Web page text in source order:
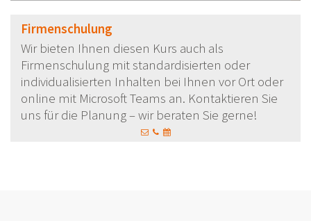
Firmenschulung
Wir bieten Ihnen diesen Kurs auch als
Firmenschulung mit standardisierten oder
individualisierten Inhalten bei Ihnen vor Ort oder
online mit Microsoft Teams an. Kontaktieren Sie
uns für die Planung – wir beraten Sie gerne!